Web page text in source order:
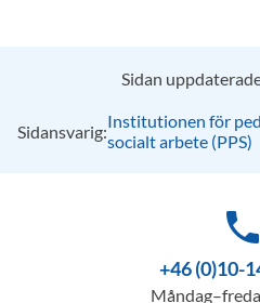
Sidan
Sidansvarig:Institutionen för
socialt arbete (PPS)
phone
+46 (0)10-